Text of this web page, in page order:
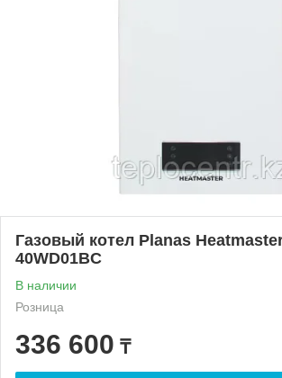
Газовый котел Planas
40WD01BC
В наличии
Розница
336 600 ₸